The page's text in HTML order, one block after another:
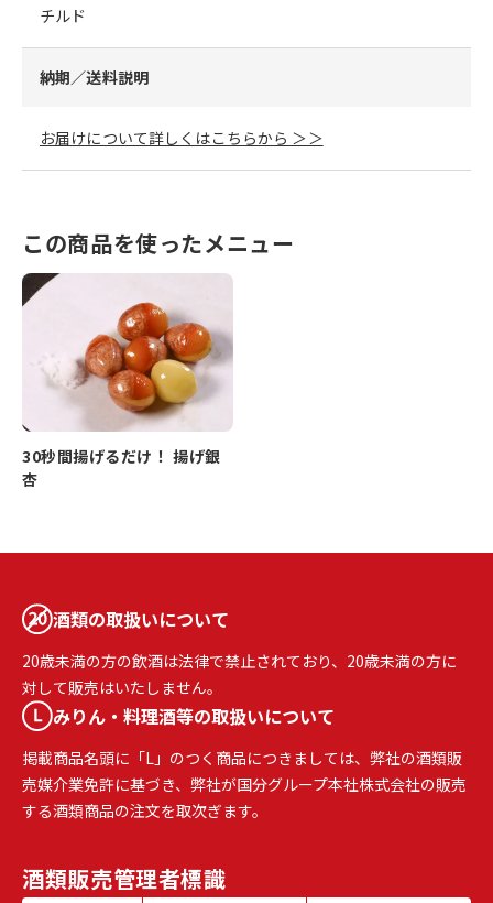
チルド
納期／送料説明
お届けについて詳しくはこちらから ＞＞
この商品を使ったメニュー
30秒間揚げるだけ！ 揚げ銀
杏
酒類の取扱いについて
20歳未満の方の飲酒は法律で禁止されており、20歳未満の方に
対して販売はいたしません。
みりん・料理酒等の取扱いについて
掲載商品名頭に「L」のつく商品につきましては、弊社の酒類販
売媒介業免許に基づき、弊社が国分グループ本社株式会社の販売
する酒類商品の注文を取次ぎます。
酒類販売管理者標識